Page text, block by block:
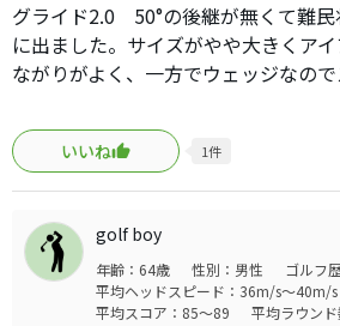
グライド2.0 50°の後継が無くて難
に出ました。サイズがやや大きくア
ながりがよく、一方でウェッジなの
り、方向、距離ともイメージ通りに
ライ角調整（無料）も魅力。即オー
いいね
1件
golf boy
年齢：64歳 性別：男性
ゴルフ
平均ヘッドスピード：36m/s～40m/s
平均スコア：85～89
平均ラウン